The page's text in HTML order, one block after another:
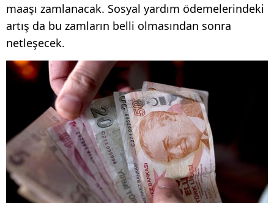
maaşı zamlanacak. Sosyal yardım ödemelerindeki
artış da bu zamların belli olmasından sonra
netleşecek.